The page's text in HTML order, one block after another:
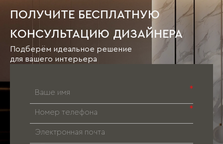
ПОЛУЧИТЕ БЕСПЛАТНУЮ
КОНСУЛЬТАЦИЮ ДИЗАЙНЕРА
Подберём идеальное решение
для вашего интерьера
*
*